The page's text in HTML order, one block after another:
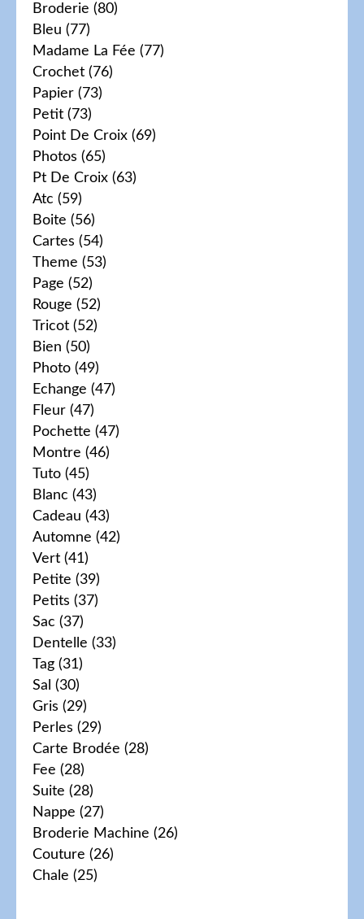
Broderie (80)
Bleu (77)
Madame La Fée (77)
Crochet (76)
Papier (73)
Petit (73)
Point De Croix (69)
Photos (65)
Pt De Croix (63)
Atc (59)
Boite (56)
Cartes (54)
Theme (53)
Page (52)
Rouge (52)
Tricot (52)
Bien (50)
Photo (49)
Echange (47)
Fleur (47)
Pochette (47)
Montre (46)
Tuto (45)
Blanc (43)
Cadeau (43)
Automne (42)
Vert (41)
Petite (39)
Petits (37)
Sac (37)
Dentelle (33)
Tag (31)
Sal (30)
Gris (29)
Perles (29)
Carte Brodée (28)
Fee (28)
Suite (28)
Nappe (27)
Broderie Machine (26)
Couture (26)
Chale (25)